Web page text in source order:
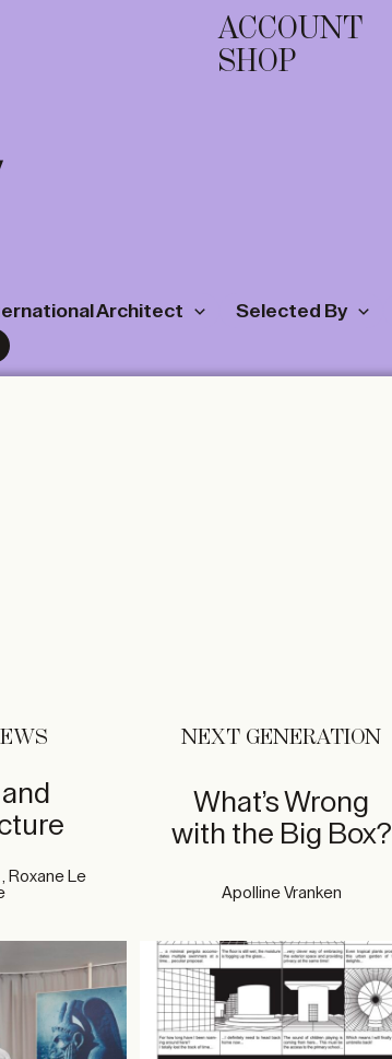
ACCOUNT
SHOP
Architect Selected By
Roxane Le
NEXT GENERATION
What’s Wrong
with the Big Box?
Apolline Vranken